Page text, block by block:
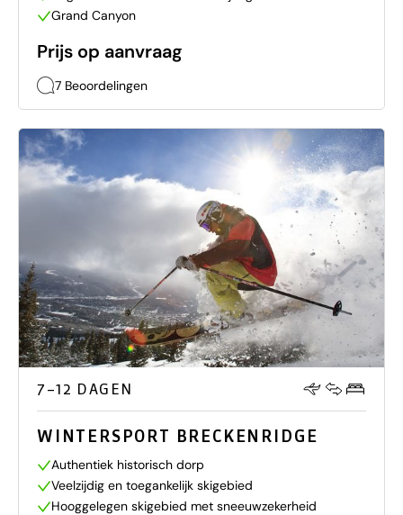
Grand Canyon
Prijs op aanvraag
7 Beoordelingen
7–12 DAGEN
WINTERSPORT BRECKENRIDGE
Authentiek historisch dorp
Veelzijdig en toegankelijk skigebied
Hooggelegen skigebied met sneeuwzekerheid